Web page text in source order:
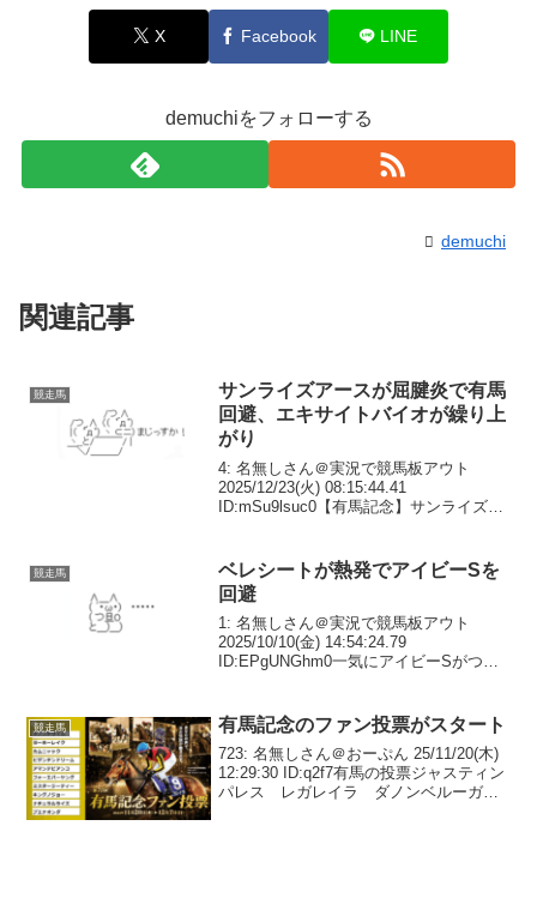
X Facebook LINE
demuchiをフォローする
demuchi
関連記事
競走馬
サンライズアースが屈腱炎で有馬
回避、エキサイトバイオが繰り上
がり
4: 名無しさん＠実況で競馬板アウト
2025/12/23(火) 08:15:44.41
ID:mSu9lsuc0【有馬記念】サンライズア
す」7: 名無しさん＠実況で競馬...
競走馬
ベレシートが熱発でアイビーSを
回避
1: 名無しさん＠実況で競馬板アウト
2025/10/10(金) 14:54:24.79
ID:EPgUNGhm0一気にアイビーSがつま
ビーSは回避 #ベレシート— n...
競走馬 有馬記念のファン投票がスタート
723: 名無しさん＠おーぷん 25/11/20(木)
12:29:30 ID:q2f7有馬の投票ジャスティン
パレス レガレイラ ダノンベルーガク